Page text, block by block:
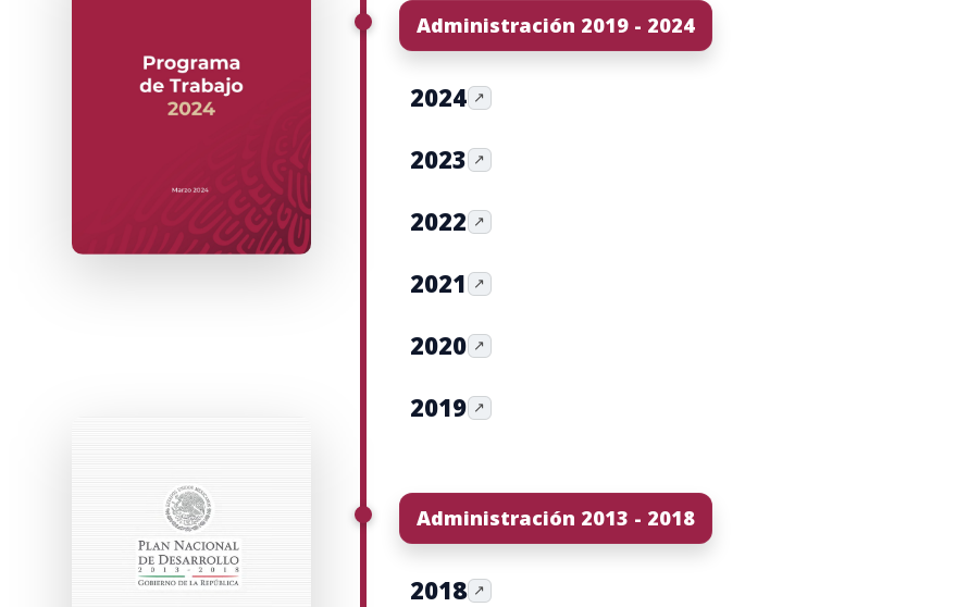
Administración 2019 - 2024
2024 ↗
2023 ↗
2022 ↗
2021 ↗
2020 ↗
2019 ↗
Administración 2013 - 2018
2018 ↗